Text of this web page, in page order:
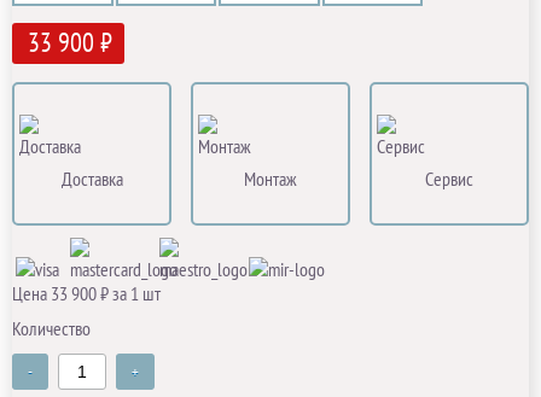
33 900 ₽
Доставка Монтаж Сервис
Цена 33 900 ₽ за 1 шт
Количество
- +